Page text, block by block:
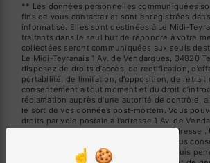
** Les données personnelles communiquées
fins de vous contacter et sont enregistrées
informatisé. Elles sont destinées à Le Midi-
traitants dans le seul but de répondre à votre
collectées seront communiquées aux seuls
Le Midi-Teyranais 1 Av. de Vendargues, 34820
disposez de droits d’accès, de rectification,
portabilité, de limitation, d’opposition, de retrait
consentement à tout moment et du droit
réclamation auprès d’une autorité de contrôle,
le sort de vos données post-mortem. Vous
droits par voie postale à l'adresse 1 Av. de
Teyran ou par courrier électronique à l'adresse
d'identité pourra vous être demandé. Nous
pendant la période de prise de contact puis